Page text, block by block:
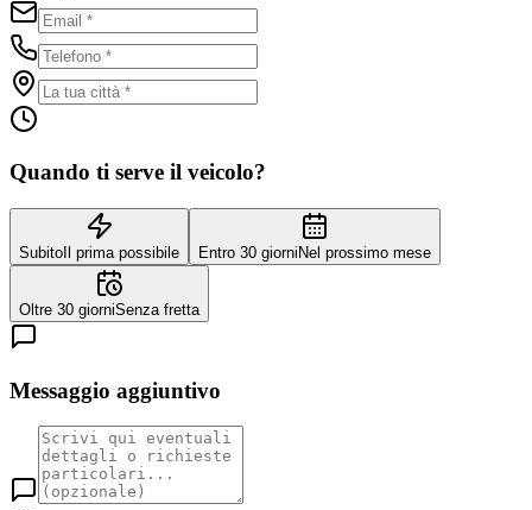
Quando ti serve il veicolo?
Subito Il prima possibile Entro 30 giorni Nel prossimo mese
Oltre 30 giorniSenza fretta
Messaggio aggiuntivo